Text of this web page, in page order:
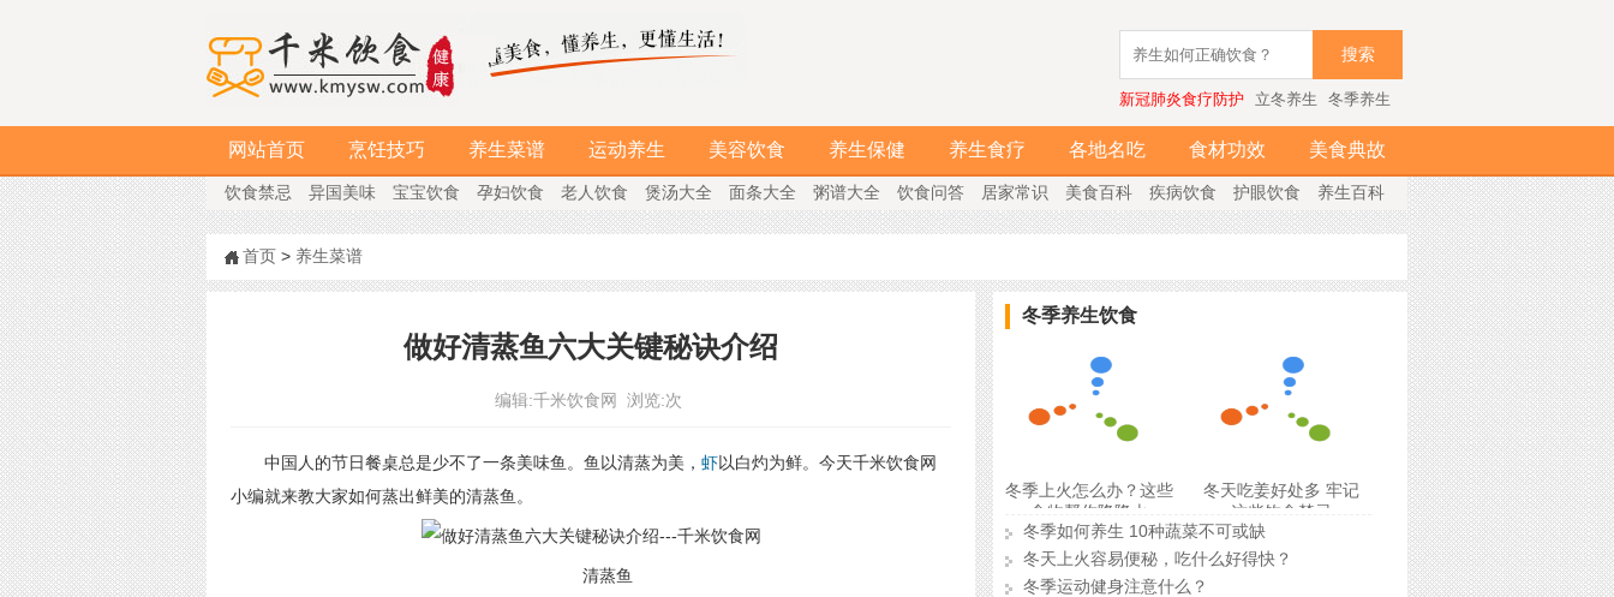
搜索
新冠肺炎食疗防护 立冬养生 冬季养生
网站首页 烹饪技巧 养生菜谱 运动养生 美容饮食 养生保健 养生食疗 各地名吃 食材功效 美食典故
饮食禁忌 异国美味 宝宝饮食 孕妇饮食 老人饮食 煲汤大全 面条大全 粥谱大全 饮食问答 居家常识 美食百科 疾病饮食 护眼饮食 养生百科
首页 > 养生菜谱
做好清蒸鱼六大关键秘诀介绍
编辑:千米饮食网 浏览:次
中国人的节日餐桌总是少不了一条美味鱼。鱼以清蒸为美， 虾以白灼为鲜。今天千米饮食网
小编就来教大家如何蒸出鲜美的清蒸鱼。
清蒸鱼
冬季养生饮食
冬季上火怎么办？这些
食物帮你降降火
冬天吃姜好处多 牢记
这些饮食禁忌
冬季如何养生 10种蔬菜不可或缺
冬天上火容易便秘，吃什么好得快？
冬季运动健身注意什么？